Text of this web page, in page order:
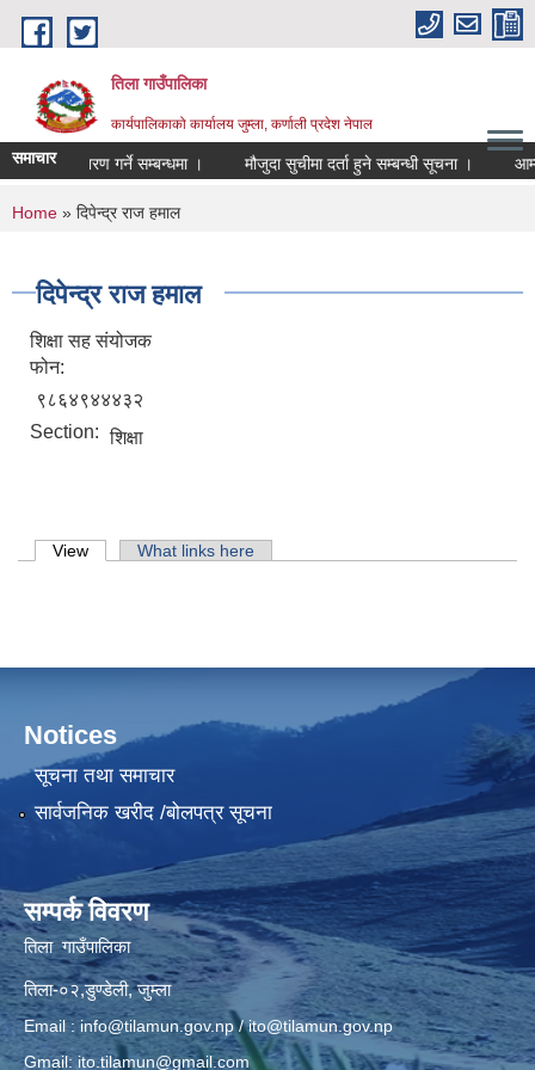
Skip to main content
तिला गाउँपालिका
कार्यपालिकाको कार्यालय जुम्ला, कर्णाली प्रदेश नेपाल
समाचार
विक्रि वितरण गर्ने सम्बन्धमा । मौजुदा सुचीमा दर्ता हुने सम्बन्धी सूचना ।
You are here
Home » दिपेन्द्र राज हमाल
दिपेन्द्र राज हमाल
शिक्षा सह संयोजक
फोन:
९८६४९४४४३२
Section: शिक्षा
Primary tabs
View (active tab)What links here
Notices
सूचना तथा समाचार
सार्वजनिक खरीद /बोलपत्र सूचना
सम्पर्क विवरण
तिला गाउँपालिका
तिला-०२,डुण्डेली, जुम्ला
Email : info@tilamun.gov.np/ito@tilamun.gov.np
Gmail: ito.tilamun@gmail.com